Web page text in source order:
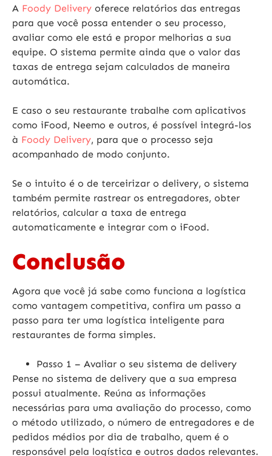
A Foody Delivery oferece relatórios das entregas
para que você possa entender o seu processo,
avaliar como ele está e propor melhorias a sua
equipe. O sistema permite ainda que o valor das
taxas de entrega sejam calculados de maneira
automática.
E caso o seu restaurante trabalhe com aplicativos
como iFood, Neemo e outros, é possível integrá-los
à Foody Delivery, para que o processo seja
acompanhado de modo conjunto.
Se o intuito é o de terceirizar o delivery, o sistema
também permite rastrear os entregadores, obter
relatórios, calcular a taxa de entrega
automaticamente e integrar com o iFood.
Conclusão
Agora que você já sabe como funciona a logística
como vantagem competitiva, confira um passo a
passo para ter uma logística inteligente para
restaurantes de forma simples.
Passo 1 – Avaliar o seu sistema de delivery
Pense no sistema de delivery que a sua empresa
possui atualmente. Reúna as informações
necessárias para uma avaliação do processo, como
o método utilizado, o número de entregadores e de
pedidos médios por dia de trabalho, quem é o
responsável pela logística e outros dados relevantes.